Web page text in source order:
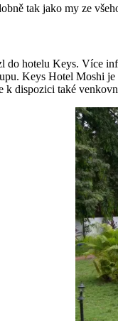
tak jako my ze
do hotelu Keys. Více
Keys Hotel Moshi
k dispozici také